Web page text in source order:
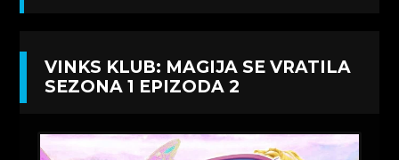
Back) Sinhronizovano na Srpski»
VINKS KLUB: MAGIJA SE VRATILA
SEZONA 1 EPIZODA 2